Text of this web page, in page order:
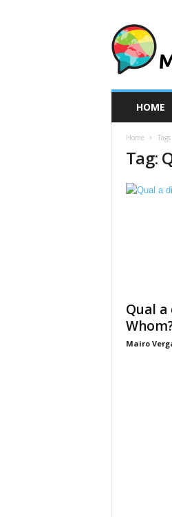
i
r
HOME
Home Tags
Tag:
Qual
Mairo